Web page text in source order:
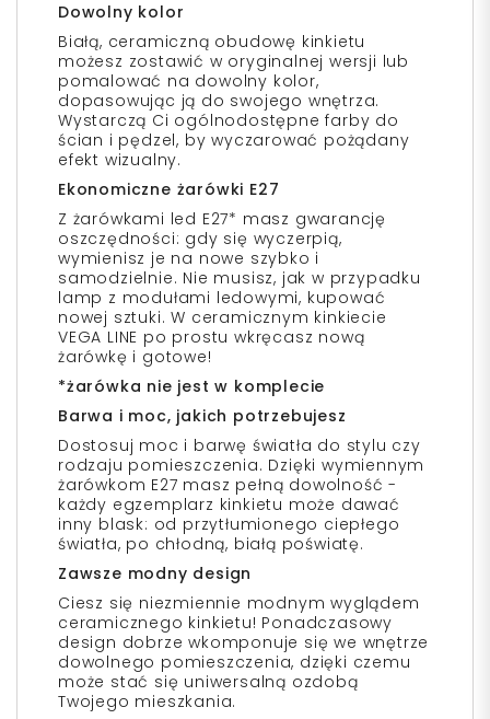
Dowolny kolor
Białą, ceramiczną obudowę kinkietu
możesz zostawić w oryginalnej wersji lub
pomalować na dowolny kolor,
dopasowując ją do swojego wnętrza.
Wystarczą Ci ogólnodostępne farby do
ścian i pędzel, by wyczarować pożądany
efekt wizualny.
Ekonomiczne żarówki E27
Z żarówkami led E27* masz gwarancję
oszczędności: gdy się wyczerpią,
wymienisz je na nowe szybko i
samodzielnie. Nie musisz, jak w przypadku
lamp z modułami ledowymi, kupować
nowej sztuki. W ceramicznym kinkiecie
VEGA LINE po prostu wkręcasz nową
żarówkę i gotowe!
*żarówka nie jest w komplecie
Barwa i moc, jakich potrzebujesz
Dostosuj moc i barwę światła do stylu czy
rodzaju pomieszczenia. Dzięki wymiennym
żarówkom E27 masz pełną dowolność -
każdy egzemplarz kinkietu może dawać
inny blask: od przytłumionego ciepłego
światła, po chłodną, białą poświatę.
Zawsze modny design
Ciesz się niezmiennie modnym wyglądem
ceramicznego kinkietu! Ponadczasowy
design dobrze wkomponuje się we wnętrze
dowolnego pomieszczenia, dzięki czemu
może stać się uniwersalną ozdobą
Twojego mieszkania.